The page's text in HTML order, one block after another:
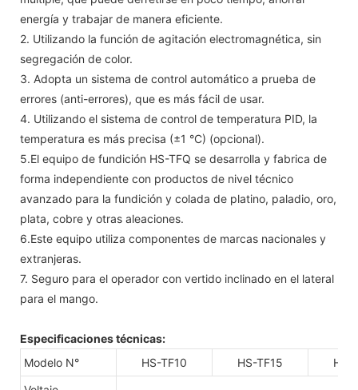
energía y trabajar de manera eficiente.
2. Utilizando la función de agitación electromagnética, sin
segregación de color.
3. Adopta un sistema de control automático a prueba de
errores (anti-errores), que es más fácil de usar.
4. Utilizando el sistema de control de temperatura PID, la
temperatura es más precisa (±1 °C) (opcional).
5.El equipo de fundición HS-TFQ se desarrolla y fabrica de
forma independiente con productos de nivel técnico
avanzado para la fundición y colada de platino, paladio, oro,
plata, cobre y otras aleaciones.
6.Este equipo utiliza componentes de marcas nacionales y
extranjeras.
7. Seguro para el operador con vertido inclinado en el lateral
para el mango.
Especificaciones técnicas:
Modelo N°
HS-TF10 HS-TF15
HS-